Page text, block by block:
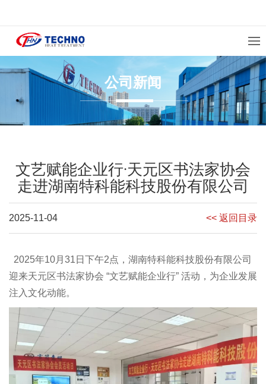
公司新闻
文艺赋能企业行·天元区书法家协会
走进湖南特科能科技股份有限公司
2025-11-04 << 返回目录
2025年10月31日下午2点，湖南特科能科技股份有限公司
迎来天元区书法家协会 “文艺赋能企业行” 活动，为企业发展
注入文化动能。